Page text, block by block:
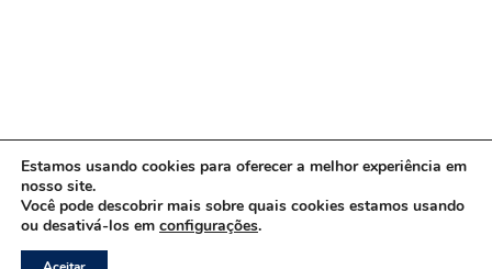
Copyright © 2026 www.ACORDA DF
Estamos usando cookies para oferecer a melhor experiência em
nosso site.
Você pode descobrir mais sobre quais cookies estamos usando
ou desativá-los em configurações.